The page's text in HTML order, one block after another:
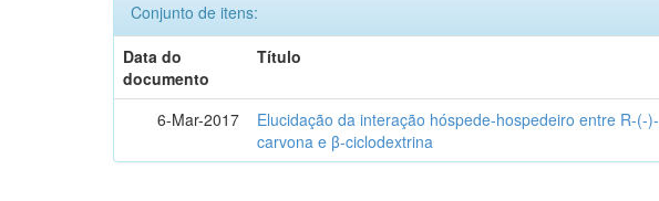
Conjunto de itens:
Data do
documento
Título
6-Mar-2017
Elucidação da interação hóspede-hospedeiro entre R-(-)-
carvona e β-ciclodextrina